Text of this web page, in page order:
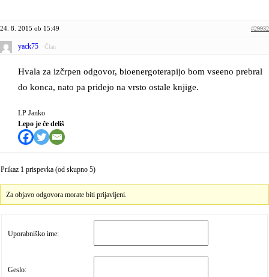
24. 8. 2015 ob 15:49 #29932
yack75 Član
Hvala za izčrpen odgovor, bioenergoterapijo bom vseeno prebral
do konca, nato pa pridejo na vrsto ostale knjige.
LP Janko
Lepo je če deliš
Prikaz 1 prispevka (od skupno 5)
Za objavo odgovora morate biti prijavljeni.
Uporabniško ime:
Geslo: